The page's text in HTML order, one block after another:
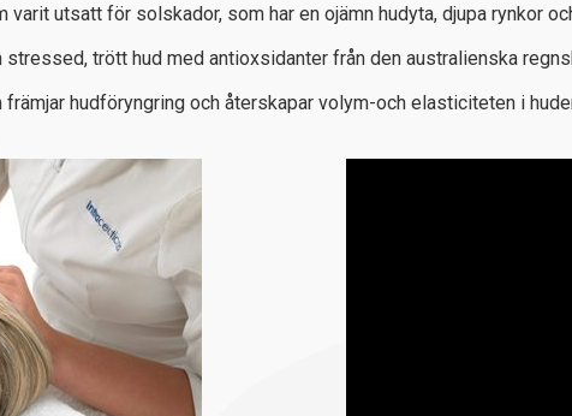
varit utsatt för solskador, som har en ojämn hudyta, djupa rynkor
stressed, trött hud med antioxsidanter från den australienska
hudföryngring och återskapar volym-och elasticiteten i